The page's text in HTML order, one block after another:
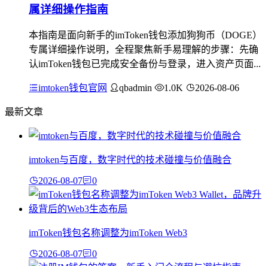
属详细操作指南
本指南是面向新手的imToken钱包添加狗狗币（DOGE）
专属详细操作说明，全程聚焦新手易理解的步骤：先确
认imToken钱包已完成安全备份与登录，进入资产页面...
imtoken钱包官网 qbadmin 1.0K 2026-08-06
最新文章
imtoken与百度，数字时代的技术碰撞与价值融合
2026-08-07 0
imToken钱包名称调整为imToken Web3
2026-08-07 0